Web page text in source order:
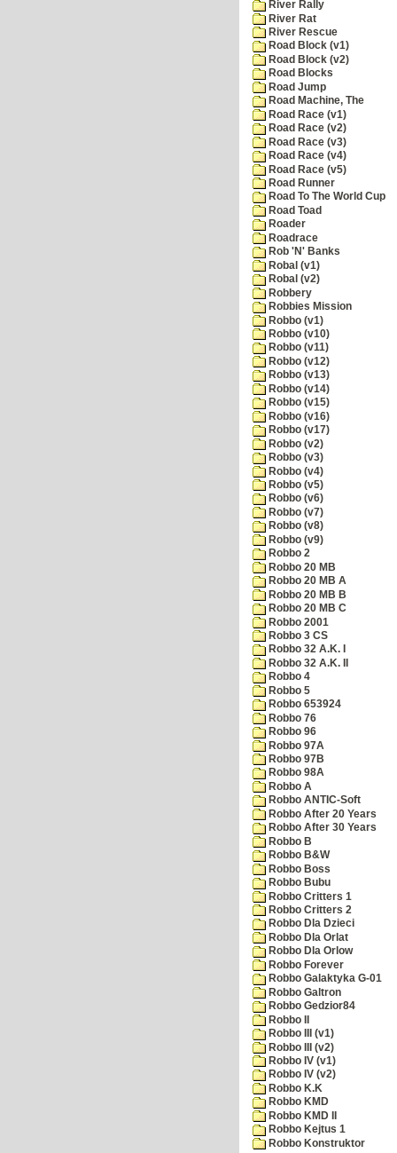
River Rally
River Rat
River Rescue
Road Block (v1)
Road Block (v2)
Road Blocks
Road Jump
Road Machine, The
Road Race (v1)
Road Race (v2)
Road Race (v3)
Road Race (v4)
Road Race (v5)
Road Runner
Road To The World Cup
Road Toad
Roader
Roadrace
Rob 'N' Banks
Robal (v1)
Robal (v2)
Robbery
Robbies Mission
Robbo (v1)
Robbo (v10)
Robbo (v11)
Robbo (v12)
Robbo (v13)
Robbo (v14)
Robbo (v15)
Robbo (v16)
Robbo (v17)
Robbo (v2)
Robbo (v3)
Robbo (v4)
Robbo (v5)
Robbo (v6)
Robbo (v7)
Robbo (v8)
Robbo (v9)
Robbo 2
Robbo 20 MB
Robbo 20 MB A
Robbo 20 MB B
Robbo 20 MB C
Robbo 2001
Robbo 3 CS
Robbo 32 A.K. I
Robbo 32 A.K. II
Robbo 4
Robbo 5
Robbo 653924
Robbo 76
Robbo 96
Robbo 97A
Robbo 97B
Robbo 98A
Robbo A
Robbo ANTIC-Soft
Robbo After 20 Years
Robbo After 30 Years
Robbo B
Robbo B&W
Robbo Boss
Robbo Bubu
Robbo Critters 1
Robbo Critters 2
Robbo Dla Dzieci
Robbo Dla Orlat
Robbo Dla Orlow
Robbo Forever
Robbo Galaktyka G-01
Robbo Galtron
Robbo Gedzior84
Robbo II
Robbo III (v1)
Robbo III (v2)
Robbo IV (v1)
Robbo IV (v2)
Robbo K.K
Robbo KMD
Robbo KMD II
Robbo Kejtus 1
Robbo Konstruktor